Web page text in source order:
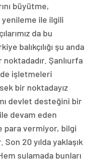
büyütme,
yenileme ile ilgili
da bu
balıkçılığı şu anda
Şanlıurfa
işletmeleri
bir noktadayız
devlet desteğini bir
devam eden
para vermiyor, bilgi
20 yılda yaklaşık
sulamada bunları